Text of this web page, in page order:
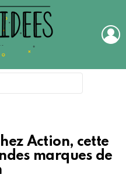
Action, cette
marques de